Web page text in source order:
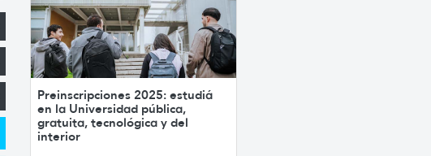
Preinscripciones 2025: estudiá
en la Universidad pública,
gratuita, tecnológica y del
interior